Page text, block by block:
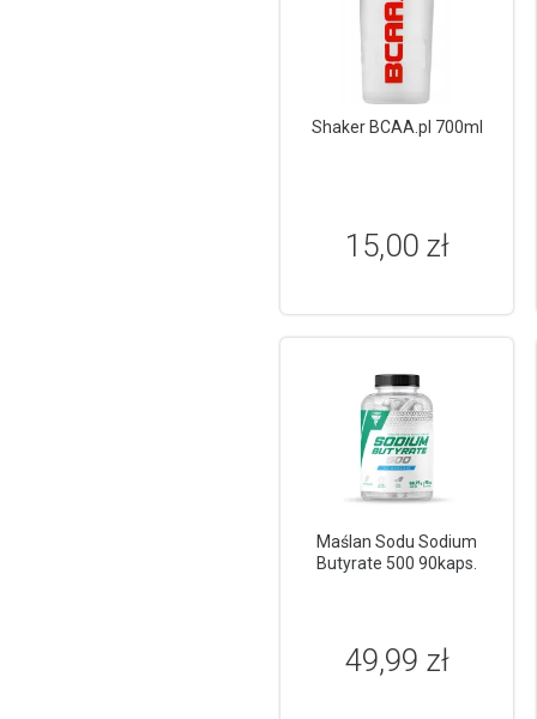
Shaker BCAA.pl 700ml
15,00 zł
Maślan Sodu Sodium
Butyrate 500 90kaps.
49,99 zł